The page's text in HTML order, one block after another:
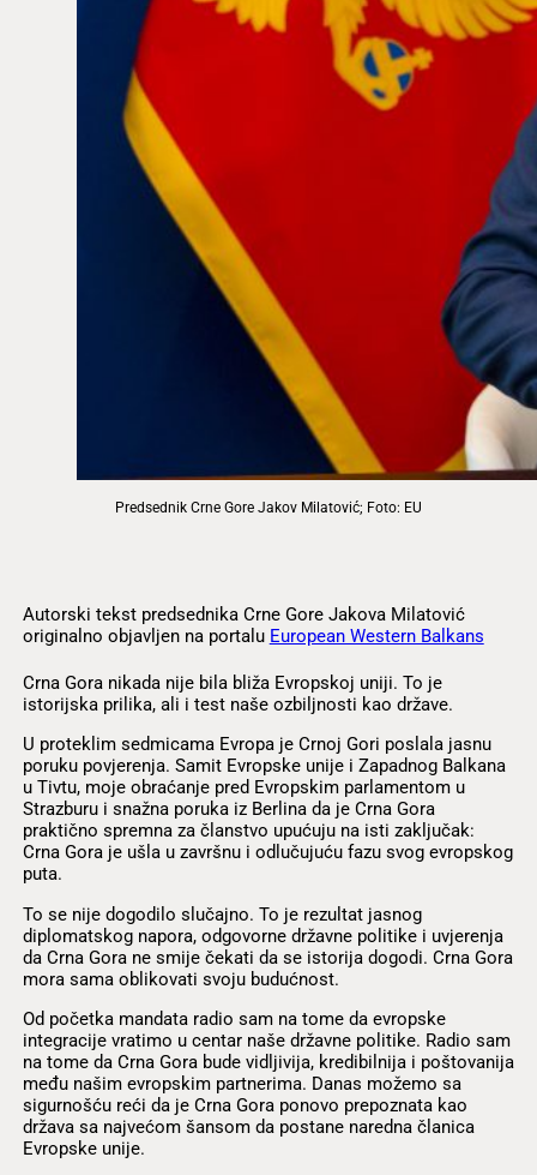
Predsednik Crne Gore Jakov Milatović; Foto: EU
Autorski tekst predsednika Crne Gore Jakova Milatović
originalno objavljen na portalu European Western Balkans
Crna Gora nikada nije bila bliža Evropskoj uniji. To je
istorijska prilika, ali i test naše ozbiljnosti kao države.
U proteklim sedmicama Evropa je Crnoj Gori poslala jasnu
poruku povjerenja. Samit Evropske unije i Zapadnog Balkana
u Tivtu, moje obraćanje pred Evropskim parlamentom u
Strazburu i snažna poruka iz Berlina da je Crna Gora
praktično spremna za članstvo upućuju na isti zaključak:
Crna Gora je ušla u završnu i odlučujuću fazu svog evropskog
puta.
To se nije dogodilo slučajno. To je rezultat jasnog
diplomatskog napora, odgovorne državne politike i uvjerenja
da Crna Gora ne smije čekati da se istorija dogodi. Crna Gora
mora sama oblikovati svoju budućnost.
Od početka mandata radio sam na tome da evropske
integracije vratimo u centar naše državne politike. Radio sam
na tome da Crna Gora bude vidljivija, kredibilnija i poštovanija
među našim evropskim partnerima. Danas možemo sa
sigurnošću reći da je Crna Gora ponovo prepoznata kao
država sa najvećom šansom da postane naredna članica
Evropske unije.